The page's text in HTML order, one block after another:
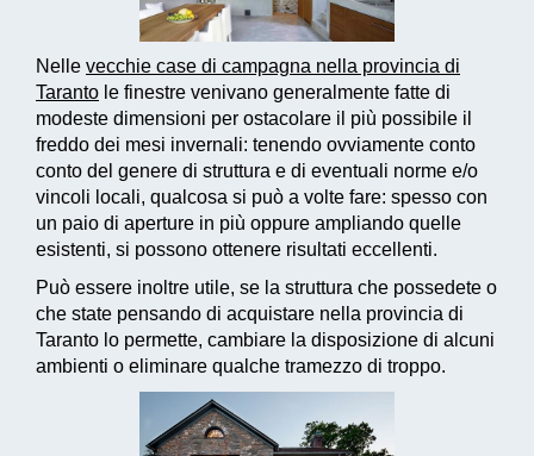
Nelle vecchie case di campagna nella provincia di
Taranto le finestre venivano generalmente fatte di
modeste dimensioni per ostacolare il più possibile il
freddo dei mesi invernali: tenendo ovviamente conto
conto del genere di struttura e di eventuali norme e/o
vincoli locali, qualcosa si può a volte fare: spesso con
un paio di aperture in più oppure ampliando quelle
esistenti, si possono ottenere risultati eccellenti.
Può essere inoltre utile, se la struttura che possedete o
che state pensando di acquistare nella provincia di
Taranto lo permette, cambiare la disposizione di alcuni
ambienti o eliminare qualche tramezzo di troppo.